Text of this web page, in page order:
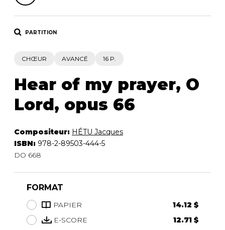
PARTITION
CHŒUR AVANCÉ 16 P.
Hear of my prayer, O
Lord, opus 66
Compositeur: HÉTU Jacques
ISBN: 978-2-89503-444-5
DO 668
FORMAT
PAPIER
14.12 $
E-SCORE
12.71 $